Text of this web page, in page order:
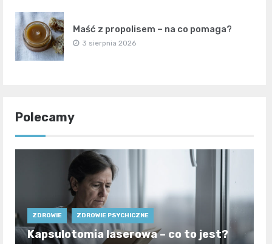
Maść z propolisem – na co pomaga?
3 sierpnia 2026
Polecamy
ZDROWIE ZDROWIE PSYCHICZNE
Kapsulotomia laserowa – co to jest?